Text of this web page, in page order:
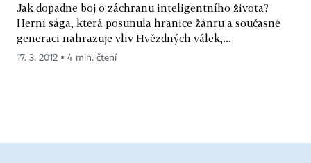
Jak dopadne boj o záchranu inteligentního života?
Herní sága, která posunula hranice žánru a současné
generaci nahrazuje vliv Hvězdných válek,...
17. 3. 2012 ▪ 4 min. čtení